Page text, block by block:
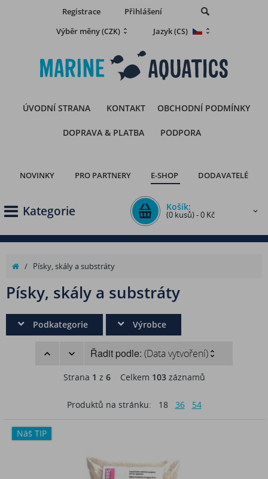
Registrace
Přihlášení
Výběr měny(CZK) Jazyk(CS)
ÚVODNÍ STRANA KONTAKT OBCHODNÍ PODMÍNKY
DOPRAVA & PLATBA PODPORA
NOVINKY PRO PARTNERY E-SHOP DODAVATELÉ
Kategorie Košík:
(0 kusů) - 0 Kč
/ Písky, skály a substráty
Písky, skály a substráty
Podkategorie Výrobce
Řadit podle: (Data vytvoření)
Strana 1 z 6Celkem 103záznamů
Produktů na stránku: 18 36 54
Náš TIP